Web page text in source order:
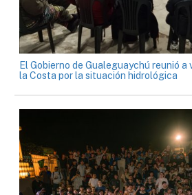
El Gobierno de Gualeguaychú reunió a
la Costa por la situación hidrológica